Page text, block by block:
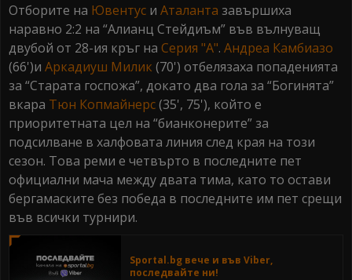
Отборите на Ювентус и Аталанта завършиха
наравно 2:2 на “Алианц Стейдиъм” във вълнуващ
двубой от 28-ия кръг на Серия "А". Андреа Камбиазо
(66')и Аркадиуш Милик (70') отбелязаха попаденията
за “Старата госпожа”, докато два гола за “Богинята”
вкара Тюн Копмайнерс(35', 75'), който е
приоритетната цел на “бианконерите” за
подсилване в халфовата линия след края на този
сезон. Това реми е четвърто в последните пет
официални мача между двата тима, като то остави
бергамаските без победа в последните им пет срещи
във всички турнири.
Sportal.bg вече и във Viber,
последвайте ни!